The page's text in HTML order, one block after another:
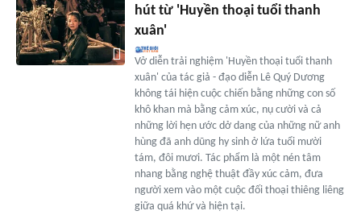
hút từ 'Huyền thoại tuổi thanh
xuân'
Vở diễn trải nghiệm 'Huyền thoại tuổi thanh
xuân' của tác giả - đạo diễn Lê Quý Dương
không tái hiện cuộc chiến bằng những con số
khô khan mà bằng cảm xúc, nụ cười và cả
những lời hẹn ước dở dang của những nữ anh
hùng đã anh dũng hy sinh ở lứa tuổi mười
tám, đôi mươi. Tác phẩm là một nén tâm
nhang bằng nghệ thuật đầy xúc cảm, đưa
người xem vào một cuộc đối thoại thiêng liêng
giữa quá khứ và hiện tại.